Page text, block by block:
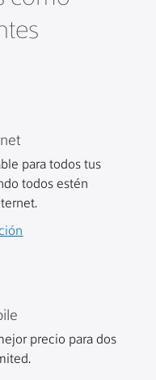
para todos tus
todos estén
precio para dos